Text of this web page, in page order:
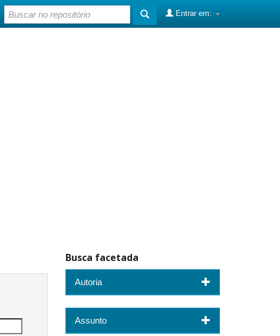
Entrar em:
Busca facetada
Autoria
Assunto